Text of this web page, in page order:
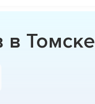
в Томске